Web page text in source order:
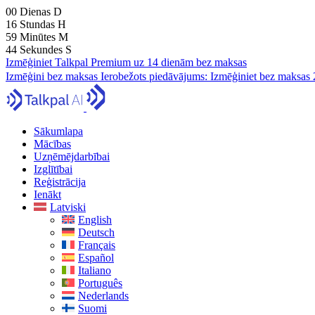
00 Dienas D
16 Stundas H
59 Minūtes M
42 Sekundes S
Izmēģiniet Talkpal Premium uz 14 dienām bez maksas
Izmēģini bez maksas Ierobežots piedāvājums: Izmēģiniet bez maksas
Sākumlapa
Mācības
Uzņēmējdarbībai
Izglītībai
Reģistrācija
Ienākt
Latviski
English
Deutsch
Français
Español
Italiano
Português
Nederlands
Suomi